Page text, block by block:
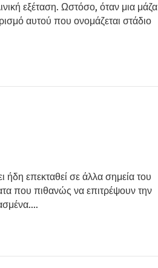
εξέταση. Ωστόσο, όταν μια μάζα
αυτού που ονομάζεται στάδιο
επεκταθεί σε άλλα σημεία του
που πιθανώς να επιτρέψουν την